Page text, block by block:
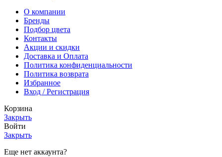
О компании
Бренды
Подбор цвета
Контакты
Акции и скидки
Доставка и Оплата
Политика конфиденциальности
Политика возврата
Избранное
Вход / Регистрация
Корзина
Закрыть
Войти
Закрыть
Еще нет аккаунта?